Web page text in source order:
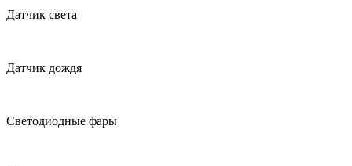
Датчик света
Датчик дождя
Светодиодные фары